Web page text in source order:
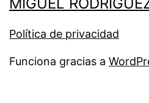
MIGUEL
Política de privacidad
Funciona gracias a